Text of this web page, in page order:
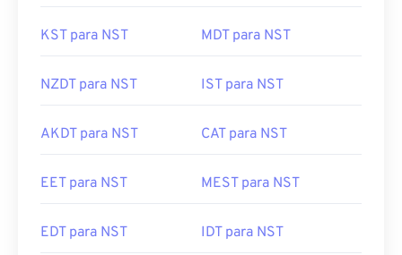
KST para NST MDT para NST
NZDT para NST IST para NST
AKDT para NST CAT para NST
EET para NST MEST para NST
EDT para NST IDT para NST